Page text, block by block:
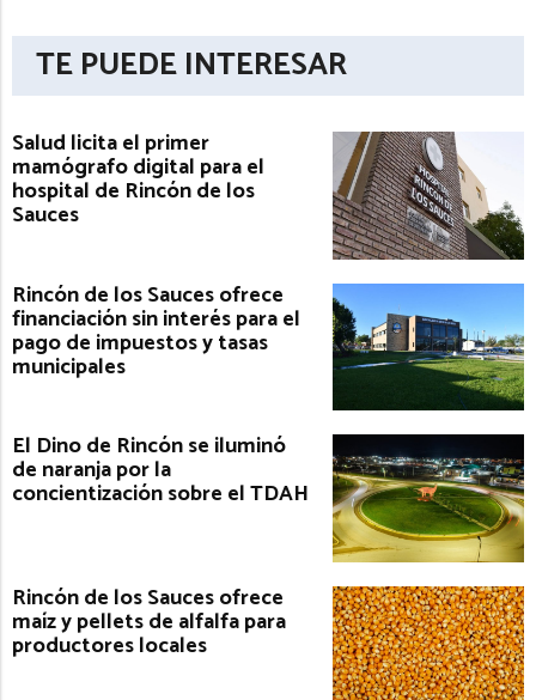
TE PUEDE INTERESAR
Salud licita el primer
mamógrafo digital para el
hospital de Rincón de los
Sauces
Rincón de los Sauces ofrece
financiación sin interés para el
pago de impuestos y tasas
municipales
El Dino de Rincón se iluminó
de naranja por la
concientización sobre el TDAH
Rincón de los Sauces ofrece
maíz y pellets de alfalfa para
productores locales